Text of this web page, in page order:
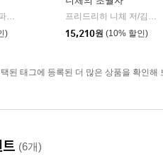
호메로스 저/페테르 파울 루벤스 그림/박문재 역 |
현대지성
)
프리드리히 니체 저/김철 편역
15,210원 (10% 할인)
된 태그에 등록된 더 많은 상품을 확인해
(6개)